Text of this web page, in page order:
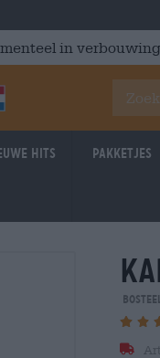
in
hits Pakketjes